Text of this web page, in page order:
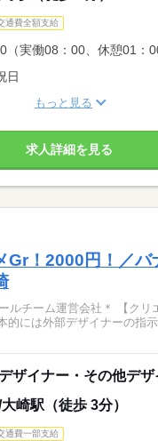
通費全額支給
（実働08：00、休憩01：
日
もっと見る
求人詳細を見る
Gr！2000円！／バ
ルチーム運営会社＊ 【クリ
ザイナー・その他デザ
崎駅（徒歩 3分）
通費一部支給